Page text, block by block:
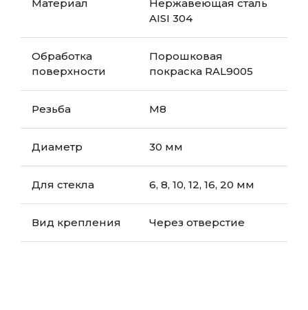
Материал
Нержавеющая сталь
AISI 304
Обработка
поверхности
Порошковая
покраска RAL9005
Резьба М8
Диаметр 30 мм
Для стекла 6, 8, 10, 12, 16, 20 мм
Вид крепления Через отверстие